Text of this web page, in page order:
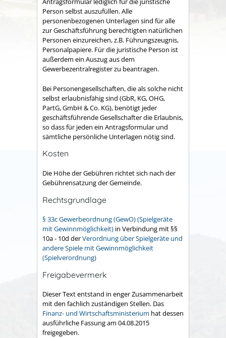
Person selbst auszufüllen. Alle
personenbezogenen Unterlagen sind für alle
zur Geschäftsführung berechtigten natürlichen
Personen einzureichen, z.B. Führungszeugnis,
Personalpapiere. Für die juristische Person ist
außerdem ein Auszug aus dem
Gewerbezentralregister zu beantragen.
Bei Personengesellschaften, die als solche nicht
selbst erlaubnisfähig sind (GbR, KG, OHG,
PartG, GmbH & Co. KG), benötigt jeder
geschäftsführende Gesellschafter die Erlaubnis,
so dass für jeden ein Antragsformular und
sämtliche persönliche Unterlagen nötig sind.
Kosten
Die Höhe der Gebühren richtet sich nach der
Gebührensatzung der Gemeinde.
Rechtsgrundlage
§ 33c Gewerbeordnung (GewO) (Spielgeräte
mit Gewinnmöglichkeit) in Verbindung mit §§
10a - 10d derVerordnung über Spielgeräte und
andere Spiele mit Gewinnmöglichkeit
(Spielverordnung)
Freigabevermerk
Dieser Text entstand in enger Zusammenarbeit
mit den fachlich zuständigen Stellen. Das
Finanz- und Wirtschaftsministerium hat dessen
ausführliche Fassung am 04.08.2015
freigegeben.